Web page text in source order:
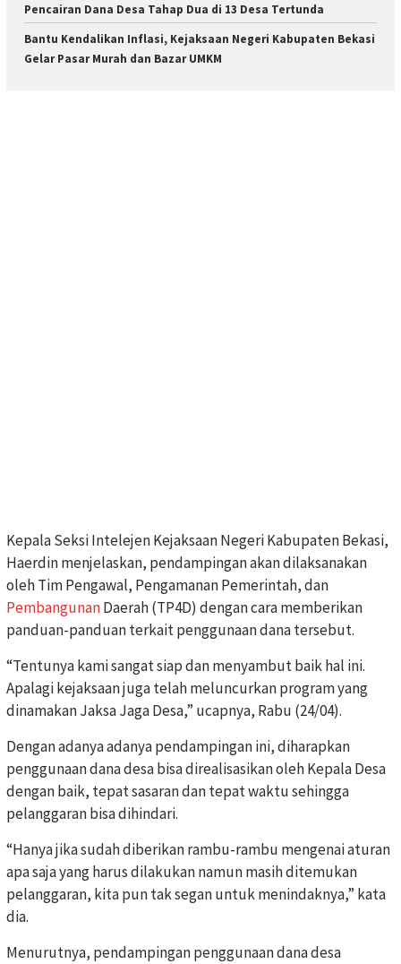
Pencairan Dana Desa Tahap Dua di 13 Desa Tertunda
Bantu Kendalikan Inflasi, Kejaksaan Negeri Kabupaten Bekasi
Gelar Pasar Murah dan Bazar UMKM
Kepala Seksi Intelejen Kejaksaan Negeri Kabupaten Bekasi,
Haerdin menjelaskan, pendampingan akan dilaksanakan
oleh Tim Pengawal, Pengamanan Pemerintah, dan
PembangunanDaerah (TP4D) dengan cara memberikan
panduan-panduan terkait penggunaan dana tersebut.
“Tentunya kami sangat siap dan menyambut baik hal ini.
Apalagi kejaksaan juga telah meluncurkan program yang
dinamakan Jaksa Jaga Desa,” ucapnya, Rabu (24/04).
Dengan adanya adanya pendampingan ini, diharapkan
penggunaan dana desa bisa direalisasikan oleh Kepala Desa
dengan baik, tepat sasaran dan tepat waktu sehingga
pelanggaran bisa dihindari.
“Hanya jika sudah diberikan rambu-rambu mengenai aturan
apa saja yang harus dilakukan namun masih ditemukan
pelanggaran, kita pun tak segan untuk menindaknya,” kata
dia.
Menurutnya, pendampingan penggunaan dana desa